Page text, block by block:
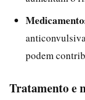
podem
Tratamento e